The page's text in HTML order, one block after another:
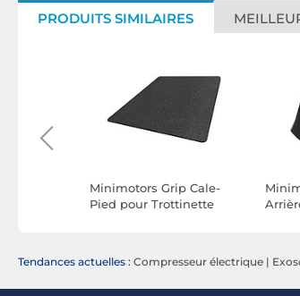
PRODUITS SIMILAIRES
Minimotors Grip Cale-
Pied pour Trottinette
Tendances actuelles : Compresseur électrique |